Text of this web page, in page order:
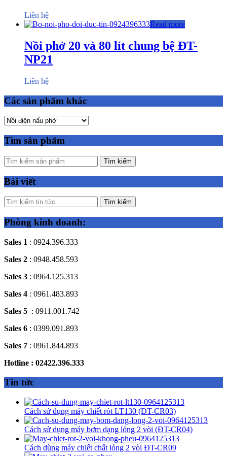
Liên hệ
Read more
Nồi phở 20 và 80 lít chung bệ ĐT-
NP21
Liên hệ
Các sản phẩm khác
Tìm sản phẩm
Tìm kiếm
Bài viết
Tìm kiếm
Phòng kinh doanh:
Sales 1 : 0924.396.333
Sales 2 : 0948.458.593
Sales 3 : 0964.125.313
Sales 4 : 0961.483.893
Sales 5 : 0911.001.742
Sales 6 : 0399.091.893
Sales 7 : 0961.844.893
Hotline : 02422.396.333
Tin tức
Cách sử dụng máy chiết rót LT130 (ĐT-CR03)
Cách sử dụng máy bơm dạng lỏng 2 vòi (ĐT-CR04)
Cách dùng máy chiết chất lỏng 2 vòi ĐT-CR09